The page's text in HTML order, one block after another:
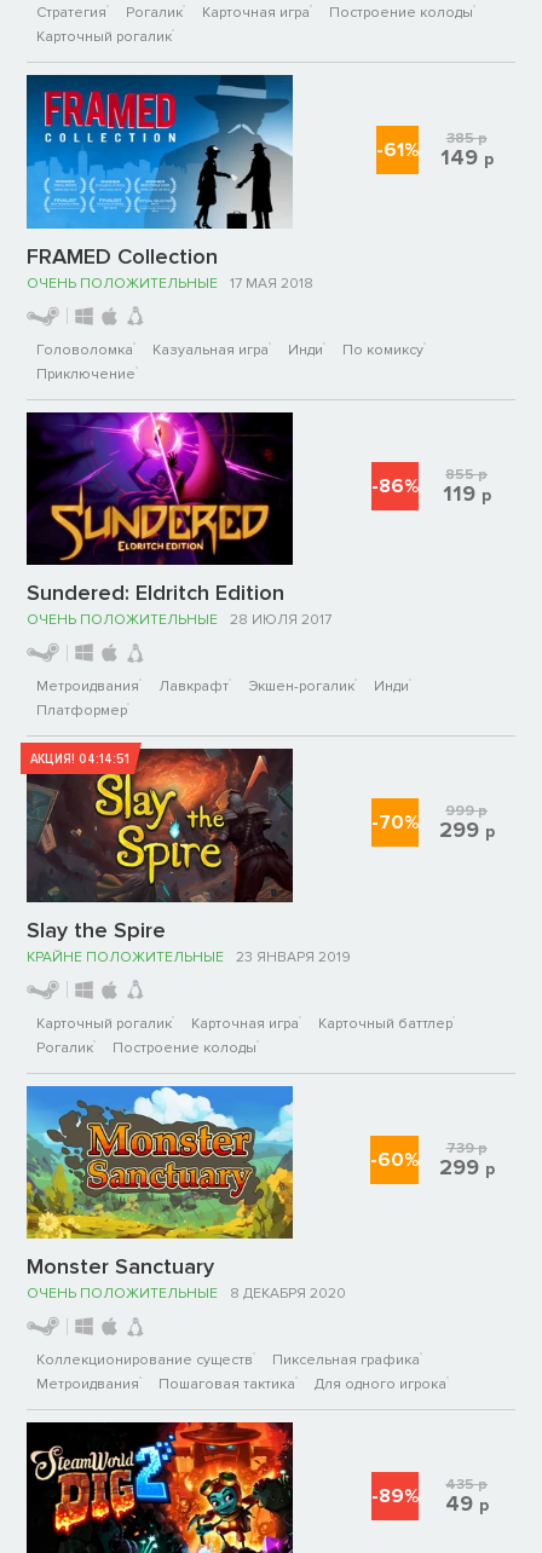
Стратегия Рогалик Карточная игра
Построение колоды
Карточный рогалик
FRAMED Collection
ОЧЕНЬ ПОЛОЖИТЕЛЬНЫЕ 17 МАЯ 2018
Головоломка Казуальная игра Инди
По комиксу
Приключение
-61% 385р
149 р
Sundered: Eldritch Edition
ОЧЕНЬ ПОЛОЖИТЕЛЬНЫЕ 28 ИЮЛЯ 2017
Метроидвания Лавкрафт Экшен-рогалик
Инди
Платформер
-86% 855р
119 р
АКЦИЯ!04:14:51
Slay the Spire
КРАЙНЕ ПОЛОЖИТЕЛЬНЫЕ 23 ЯНВАРЯ 2019
Карточный рогалик Карточная игра
Карточный баттлер
Рогалик
Построение колоды
-70% 999р
299 р
Monster Sanctuary
ОЧЕНЬ ПОЛОЖИТЕЛЬНЫЕ 8 ДЕКАБРЯ 2020
Коллекционирование существ
Пиксельная графика
Метроидвания
Пошаговая тактика Для одного игрока
-60% 739р
299 р
-89% 435р
49 р